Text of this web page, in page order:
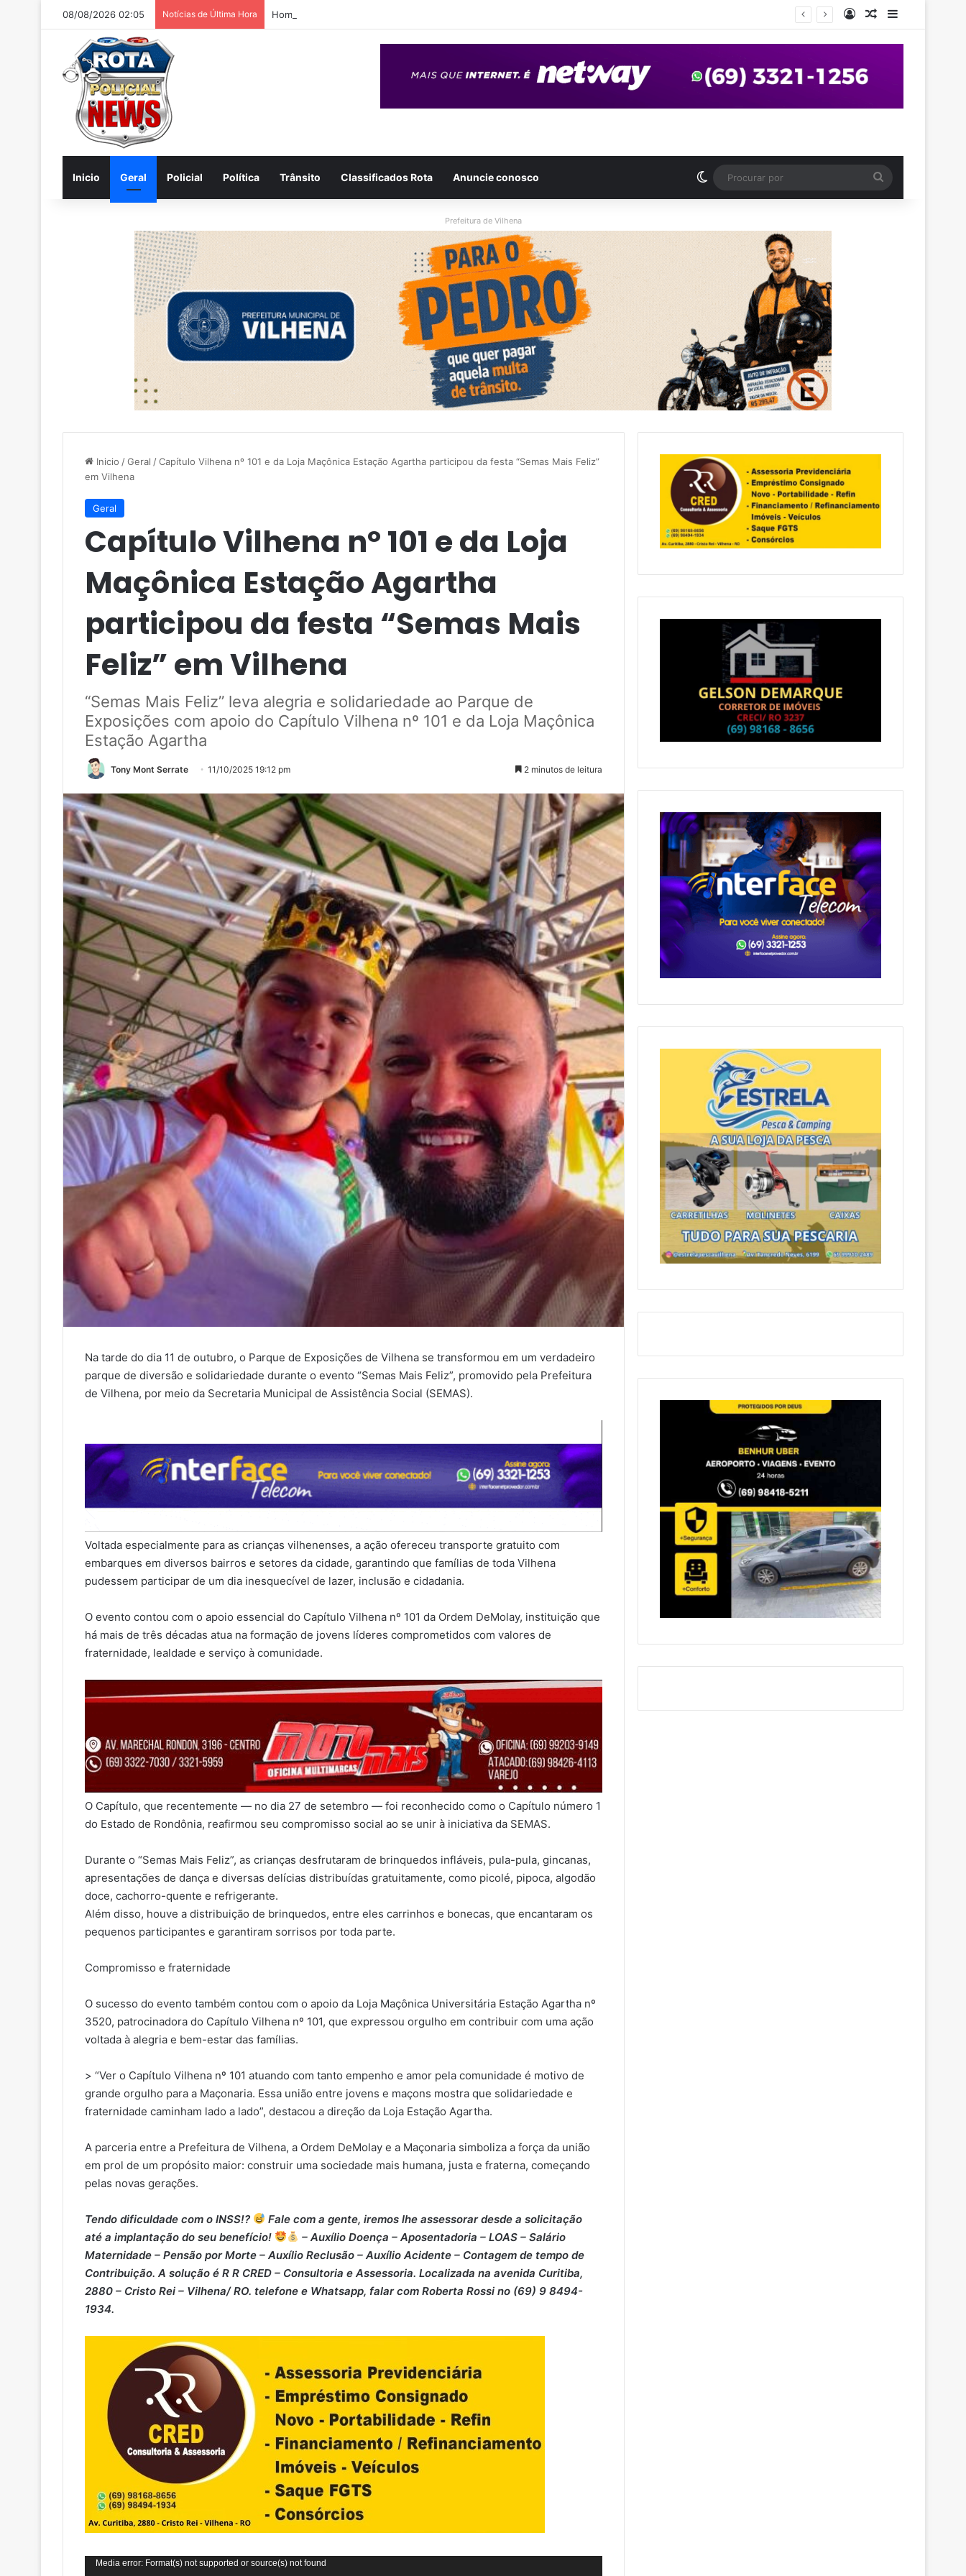
08/08/2026 02:05 Notícias de Última Hora Homem é preso após ser flagrado repassando porção de maconha a garoto de 14 anos em praça de Vilhena EntrarArtigo aleatório
Inicio Geral Policial Política Trânsito Classificados Rota Anuncie conosco Switch skin
por
Prefeitura de Vilhena
Inicio /Geral /Capítulo Vilhena nº 101 e da Loja Maçônica Estação Agartha participou da festa “Semas Mais Feliz”
em Vilhena
Geral
Capítulo Vilhena nº 101 e da Loja
Maçônica Estação Agartha
participou da festa “Semas Mais
Feliz” em Vilhena
“Semas Mais Feliz” leva alegria e solidariedade ao Parque de
Exposições com apoio do Capítulo Vilhena nº 101 e da Loja Maçônica
Estação Agartha
Tony Mont Serrate 11/10/2025 19:12 pm 2 minutos de leitura
Na tarde do dia 11 de outubro, o Parque de Exposições de Vilhena se transformou em um verdadeiro
parque de diversão e solidariedade durante o evento “Semas Mais Feliz”, promovido pela Prefeitura
de Vilhena, por meio da Secretaria Municipal de Assistência Social (SEMAS).
Voltada especialmente para as crianças vilhenenses, a ação ofereceu transporte gratuito com
embarques em diversos bairros e setores da cidade, garantindo que famílias de toda Vilhena
pudessem participar de um dia inesquecível de lazer, inclusão e cidadania.
O evento contou com o apoio essencial do Capítulo Vilhena nº 101 da Ordem DeMolay, instituição que
há mais de três décadas atua na formação de jovens líderes comprometidos com valores de
fraternidade, lealdade e serviço à comunidade.
O Capítulo, que recentemente — no dia 27 de setembro — foi reconhecido como o Capítulo número 1
do Estado de Rondônia, reafirmou seu compromisso social ao se unir à iniciativa da SEMAS.
Durante o “Semas Mais Feliz”, as crianças desfrutaram de brinquedos infláveis, pula-pula, gincanas,
apresentações de dança e diversas delícias distribuídas gratuitamente, como picolé, pipoca, algodão
doce, cachorro-quente e refrigerante.
Além disso, houve a distribuição de brinquedos, entre eles carrinhos e bonecas, que encantaram os
pequenos participantes e garantiram sorrisos por toda parte.
Compromisso e fraternidade
O sucesso do evento também contou com o apoio da Loja Maçônica Universitária Estação Agartha nº
3520, patrocinadora do Capítulo Vilhena nº 101, que expressou orgulho em contribuir com uma ação
voltada à alegria e bem-estar das famílias.
> “Ver o Capítulo Vilhena nº 101 atuando com tanto empenho e amor pela comunidade é motivo de
grande orgulho para a Maçonaria. Essa união entre jovens e maçons mostra que solidariedade e
fraternidade caminham lado a lado”, destacou a direção da Loja Estação Agartha.
A parceria entre a Prefeitura de Vilhena, a Ordem DeMolay e a Maçonaria simboliza a força da união
em prol de um propósito maior: construir uma sociedade mais humana, justa e fraterna, começando
pelas novas gerações.
Tendo dificuldade com o INSS!?
Fale com a gente, iremos lhe assessorar desde a solicitação
até a implantação do seu benefício!
– Auxílio Doença – ⁠Aposentadoria – ⁠LOAS – ⁠Salário
Maternidade – ⁠Pensão por Morte – ⁠Auxílio Reclusão – ⁠Auxílio Acidente – ⁠Contagem de tempo de
Contribuição. A solução é R R CRED – Consultoria e Assessoria. Localizada na avenida Curitiba,
2880 – Cristo Rei – Vilhena/ RO. telefone e Whatsapp, falar com Roberta Rossi no (69) 9 8494-
1934.
Tocador
Media error: Format(s) not supported or source(s) not found